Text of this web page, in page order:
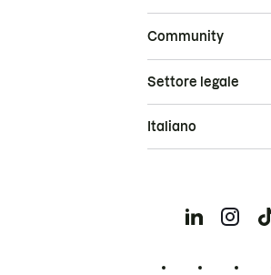
Community
Settore legale
Italiano